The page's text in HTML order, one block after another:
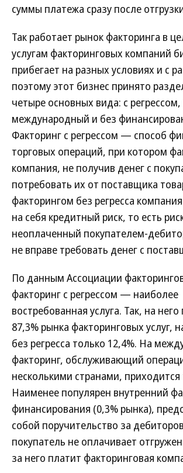
суммы платежа сразу после
Так работает рынок факторинга в
услугам факторинговых компаний
прибегает на разных условиях и с
поэтому этот бизнес принято
четыре основных вида: с регрессом,
международный и без
Факторинг с регрессом — способ
торговых операций, при котором
компания, не получив денег с
потребовать их от поставщика
факторингом без регресса
на себя кредитный риск, то есть
неоплаченный покупателем-
не вправе требовать денег с
По данным Ассоциации
факторинг с регрессом — наиболее
востребованная услуга. Так, на
87,3% рынка факторинговых услуг,
без регресса только 12,4%. На
факторинг, обслуживающий
несколькими странами, приходится
Наименее популярен внутренний
финансирования (0,3% рынка),
собой поручительство за
покупатель не оплачивает
за него платит факторинговая